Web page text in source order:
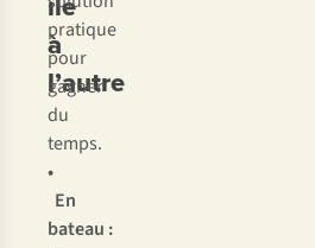
à
l’autre
pratique
pour
gagner
du
temps.
•
En
bateau :